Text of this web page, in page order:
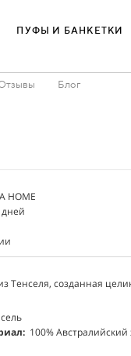
ПУФЫ И БАНКЕТКИ
Блог
HOME
дней
Тенселя, созданная
100% Австралийский